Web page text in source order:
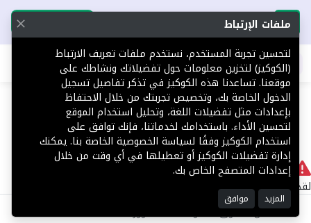
تحميل التطبيق تحميل التطبيق
اطلب عقارك
404 لا يوجد
لقد حدث خطأ داخلي أثناء معالجة طلبك.
©2025 كل الحقوق محفوظة منصة توور
ملفات الإرتباط
لتحسين تجربة المستخدم، نستخدم ملفات تعريف الارتباط
(الكوكيز) لتخزين معلومات حول تفضيلاتك ونشاطك على
موقعنا. تساعدنا هذه الكوكيز في تذكر تفاصيل تسجيل
الدخول الخاصة بك، وتخصيص تجربتك من خلال الاحتفاظ
بإعدادات مثل تفضيلات اللغة، وتحليل استخدام الموقع
لتحسين الأداء. باستخدامك لخدماتنا، فإنك توافق على
استخدام الكوكيز وفقًا لسياسة الخصوصية الخاصة بنا. يمكنك
إدارة تفضيلات الكوكيز أو تعطيلها في أي وقت من خلال
إعدادات المتصفح الخاص بك.
المزيد موافق